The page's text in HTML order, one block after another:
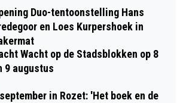
Duo-tentoonstelling Hans
en Loes Kurpershoek in
Wacht op de Stadsblokken op 8
9 augustus
in Rozet: 'Het boek en de